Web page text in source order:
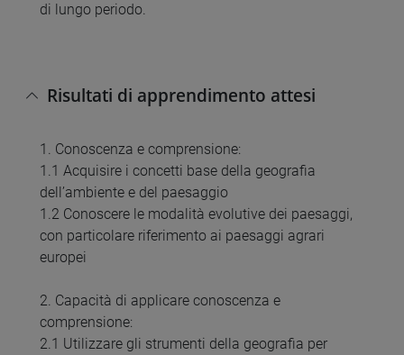
di lungo periodo.
Risultati di apprendimento attesi
1. Conoscenza e comprensione:
1.1 Acquisire i concetti base della geografia
dell’ambiente e del paesaggio
1.2 Conoscere le modalità evolutive dei paesaggi,
con particolare riferimento ai paesaggi agrari
europei
2. Capacità di applicare conoscenza e
comprensione:
2.1 Utilizzare gli strumenti della geografia per